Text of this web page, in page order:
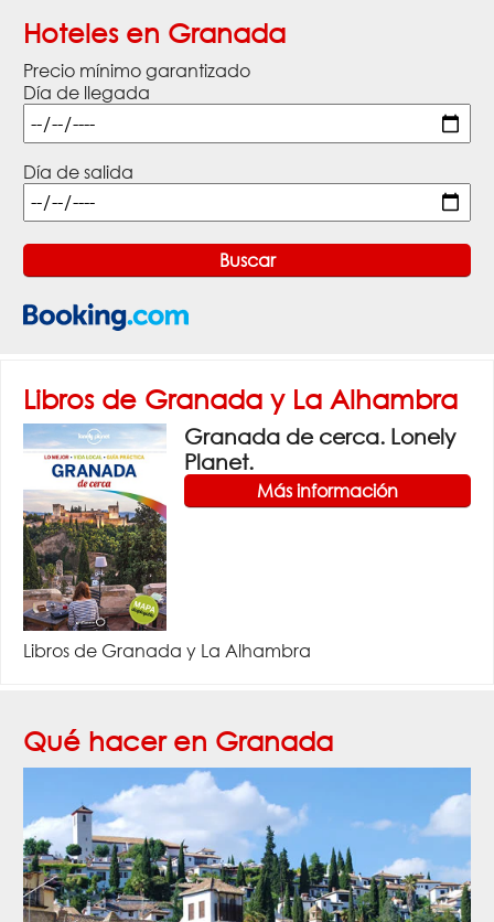
Hoteles en Granada
Precio mínimo garantizado
Día de llegada
Día de salida
Libros de Granada y La Alhambra
Granada de cerca. Lonely
Planet.
Más información
Libros de Granada y La Alhambra
Qué hacer en Granada